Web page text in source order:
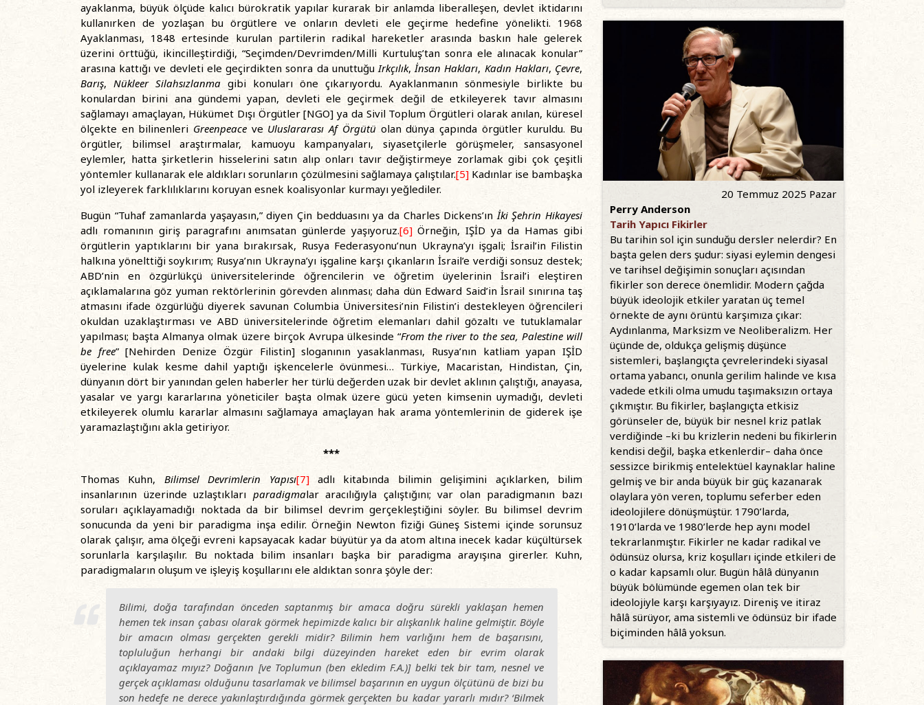
ayaklanma, büyük ölçüde kalıcı bürokratik yapılar kurarak bir anlamda liberalleşen, devlet iktidarını
kullanırken de yozlaşan bu örgütlere ve onların devleti ele geçirme hedefine yönelikti. 1968
Ayaklanması, 1848 ertesinde kurulan partilerin radikal hareketler arasında baskın hale gelerek
üzerini örttüğü, ikincilleştirdiği, “Seçimden/Devrimden/Milli Kurtuluş’tan sonra ele alınacak konular”
arasına kattığı ve devleti ele geçirdikten sonra da unuttuğuIrkçılık,İnsan Hakları, Kadın Hakları, Çevre,
Barış, Nükleer Silahsızlanma gibi konuları öne çıkarıyordu. Ayaklanmanın sönmesiyle birlikte bu
konulardan birini ana gündemi yapan, devleti ele geçirmek değil de etkileyerek tavır almasını
sağlamayı amaçlayan, Hükümet Dışı Örgütler [NGO] ya da Sivil Toplum Örgütleri olarak anılan, küresel
ölçekte en bilinenleri Greenpeace ve Uluslararası Af Örgütüolan dünya çapında örgütler kuruldu. Bu
örgütler, bilimsel araştırmalar, kamuoyu kampanyaları, siyasetçilerle görüşmeler, sansasyonel
eylemler, hatta şirketlerin hisselerini satın alıp onları tavır değiştirmeye zorlamak gibi çok çeşitli
yöntemler kullanarak ele aldıkları sorunların çözülmesini sağlamaya çalıştılar.[5]Kadınlar ise bambaşka
yol izleyerek farklılıklarını koruyan esnek koalisyonlar kurmayı yeğlediler.
Bugün “Tuhaf zamanlarda yaşayasın,” diyen Çin bedduasını ya da Charles Dickens’ınİki Şehrin Hikayesi
adlı romanının giriş paragrafını anımsatan günlerde yaşıyoruz.[6]Örneğin, IŞİD ya da Hamas gibi
örgütlerin yaptıklarını bir yana bırakırsak, Rusya Federasyonu’nun Ukrayna’yı işgali; İsrail’in Filistin
halkına yönelttiği soykırım; Rusya’nın Ukrayna’yı işgaline karşı çıkanların İsrail’e verdiği sonsuz destek;
ABD’nin en özgürlükçü üniversitelerinde öğrencilerin ve öğretim üyelerinin İsrail’i eleştiren
açıklamalarına göz yuman rektörlerinin görevden alınması; daha dün Edward Said’in İsrail sınırına taş
atmasını ifade özgürlüğü diyerek savunan Columbia Üniversitesi’nin Filistin’i destekleyen öğrencileri
okuldan uzaklaştırması ve ABD üniversitelerinde öğretim elemanları dahil gözaltı ve tutuklamalar
yapılması; başta Almanya olmak üzere birçok Avrupa ülkesinde “From the river to the sea, Palestine will
be free” [Nehirden Denize Özgür Filistin] sloganının yasaklanması, Rusya’nın katliam yapan IŞİD
üyelerine kulak kesme dahil yaptığı işkencelerle övünmesi… Türkiye, Macaristan, Hindistan, Çin,
dünyanın dört bir yanından gelen haberler her türlü değerden uzak bir devlet aklının çalıştığı, anayasa,
yasalar ve yargı kararlarına yöneticiler başta olmak üzere gücü yeten kimsenin uymadığı, devleti
etkileyerek olumlu kararlar almasını sağlamaya amaçlayan hak arama yöntemlerinin de giderek işe
yaramazlaştığını akla getiriyor.
***
Thomas Kuhn, Bilimsel Devrimlerin Yapısı[7]adlı kitabında bilimin gelişimini açıklarken, bilim
insanlarının üzerinde uzlaştıkları paradigmalar aracılığıyla çalıştığını; var olan paradigmanın bazı
soruları açıklayamadığı noktada da bir bilimsel devrim gerçekleştiğini söyler. Bu bilimsel devrim
sonucunda da yeni bir paradigma inşa edilir. Örneğin Newton fiziği Güneş Sistemi içinde sorunsuz
olarak çalışır, ama ölçeği evreni kapsayacak kadar büyütür ya da atom altına inecek kadar küçültürsek
sorunlarla karşılaşılır. Bu noktada bilim insanları başka bir paradigma arayışına girerler. Kuhn,
paradigmaların oluşum ve işleyiş koşullarını ele aldıktan sonra şöyle der:
Bilimi, doğa tarafından önceden saptanmış bir amaca doğru sürekli yaklaşan hemen
hemen tek insan çabası olarak görmek hepimizde kalıcı bir alışkanlık haline gelmiştir. Böyle
bir amacın olması gerçekten gerekli midir? Bilimin hem varlığını hem de başarısını,
topluluğun herhangi bir andaki bilgi düzeyinden hareket eden bir evrim olarak
açıklayamaz mıyız? Doğanın [ve Toplumun (ben ekledim F.A.)] belki tek bir tam, nesnel ve
gerçek açıklaması olduğunu tasarlamak ve bilimsel başarının en uygun ölçütünü de bizi bu
son hedefe ne derece yakınlaştırdığında görmek gerçekten bu kadar yararlı mıdır? ‘Bilmek
20 Temmuz 2025 Pazar
Perry Anderson
Tarih Yapıcı Fikirler
Bu tarihin sol için sunduğu dersler nelerdir? En
başta gelen ders şudur: siyasi eylemin dengesi
ve tarihsel değişimin sonuçları açısından
fikirler son derece önemlidir. Modern çağda
büyük ideolojik etkiler yaratan üç temel
örnekte de aynı örüntü karşımıza çıkar:
Aydınlanma, Marksizm ve Neoliberalizm. Her
üçünde de, oldukça gelişmiş düşünce
sistemleri, başlangıçta çevrelerindeki siyasal
ortama yabancı, onunla gerilim halinde ve kısa
vadede etkili olma umudu taşımaksızın ortaya
çıkmıştır. Bu fikirler, başlangıçta etkisiz
görünseler de, büyük bir nesnel kriz patlak
verdiğinde –ki bu krizlerin nedeni bu fikirlerin
kendisi değil, başka etkenlerdir– daha önce
sessizce birikmiş entelektüel kaynaklar haline
gelmiş ve bir anda büyük bir güç kazanarak
olaylara yön veren, toplumu seferber eden
ideolojilere dönüşmüştür. 1790’larda,
1910’larda ve 1980’lerde hep aynı model
tekrarlanmıştır. Fikirler ne kadar radikal ve
ödünsüz olursa, kriz koşulları içinde etkileri de
o kadar kapsamlı olur. Bugün hâlâ dünyanın
büyük bölümünde egemen olan tek bir
ideolojiyle karşı karşıyayız. Direniş ve itiraz
hâlâ sürüyor, ama sistemli ve ödünsüz bir ifade
biçiminden hâlâ yoksun.